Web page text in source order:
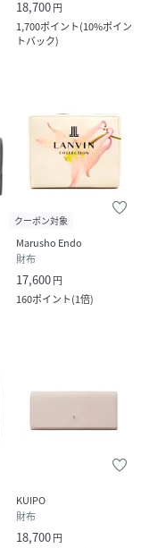
18,700円
1,700ポイント(10%ポイン
トバック)
クーポン対象
Marusho Endo
財布
17,600円
160ポイント(1倍)
KUIPO
財布
18,700円